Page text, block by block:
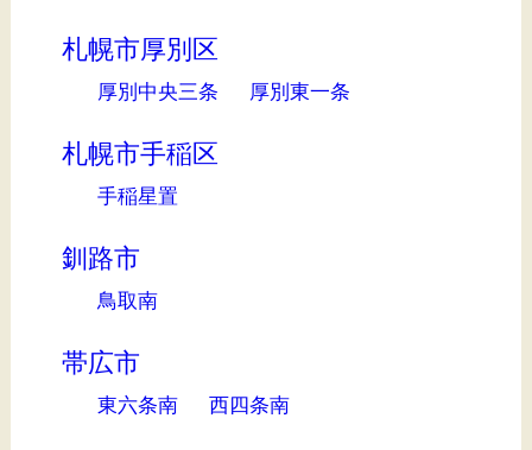
札幌市厚別区
厚別中央三条 厚別東一条
札幌市手稲区
手稲星置
釧路市
鳥取南
帯広市
東六条南 西四条南